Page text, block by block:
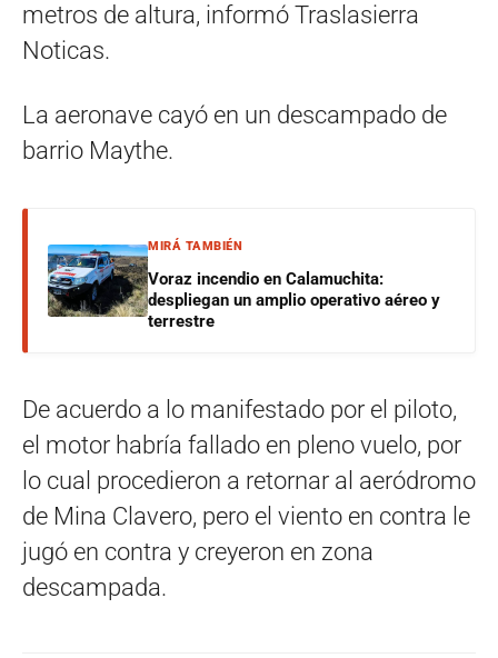
metros de altura, informó Traslasierra
Noticas.
La aeronave cayó en un descampado de
barrio Maythe.
MIRÁ TAMBIÉN
Voraz incendio en Calamuchita:
despliegan un amplio operativo aéreo y
terrestre
De acuerdo a lo manifestado por el piloto,
el motor habría fallado en pleno vuelo, por
lo cual procedieron a retornar al aeródromo
de Mina Clavero, pero el viento en contra le
jugó en contra y creyeron en zona
descampada.